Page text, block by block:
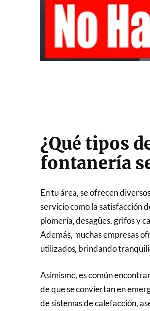
¿Qué tipos
fontanería
En tu área, se ofrecen
servicio como la satisfacción
plomería, desagües, grifos y
Además, muchas empresas
utilizados, brindando
Asimismo, es común
de que se conviertan en
de sistemas de calefacción,